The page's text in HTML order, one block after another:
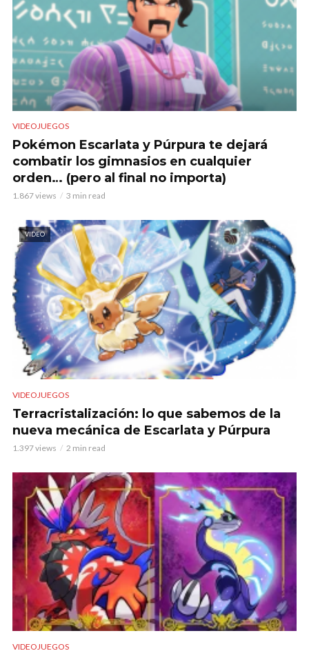
VIDEOJUEGOS
Pokémon Escarlata y Púrpura te dejará
combatir los gimnasios en cualquier
orden… (pero al final no importa)
1.867 views 3 min read
VIDEO
VIDEOJUEGOS
Terracristalización: lo que sabemos de la
nueva mecánica de Escarlata y Púrpura
1.397 views 2 min read
VIDEOJUEGOS